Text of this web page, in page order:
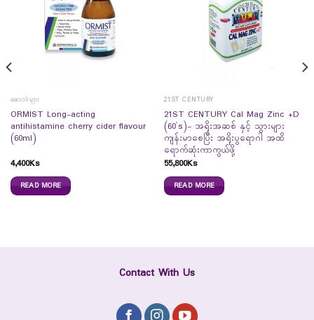
ဆေးဝါးများ
ORMIST Long-acting
antihistamine cherry cider flavour
(60ml)
4,400Ks
READ MORE
21ST CENTURY
21ST CENTURY Cal Mag Zinc +D
(60`s)- အရိုးအဆစ် နှင့် သွားများ
ကျန်းမာစေပြီး အရိုးပွရောဂါ အထိ
ရောက်ဆုံးကာကွယ်ဖို့
55,800Ks
READ MORE
Contact With Us